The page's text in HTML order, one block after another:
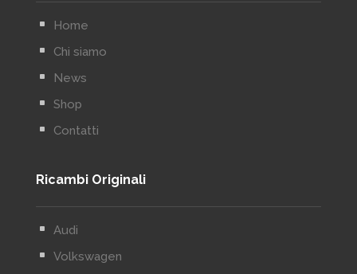
^ Home
^ Chi siamo
^ News
^ Shop
^ Contatti
Ricambi Originali
^ Audi
^ Volkswagen